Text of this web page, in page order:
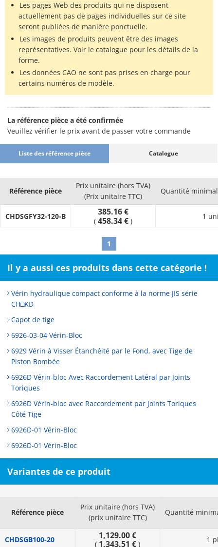
Les pages Web des produits qui ne disposent
actuellement pas de pages individuelles sur ce site
seront publiées de manière ponctuelle.
Les images de produits peuvent être des images
représentatives. Voir le catalogue pour les détails de la
forme.
Les données CAO ne sont pas prises en charge pour
certains numéros de modèle.
La référence pièce a été confirmée
Veuillez vérifier le prix avant de passer votre commande
Liste des référence pièce Catalogue
Référence pièce
Prix unitaire (hors TVA)
(Prix unitaire TTC)
Quantité
CHDSGFY32-120-B 385.16 €
( 458.34 € )
1
1
Il y a aussi ces produits dans cette catégorie !
Vérin hydraulique compact conforme à la norme JIS série
CH□KD
Capot de tige
6926-03-04 Vérin-Bloc
6929 Vérin à Visser Étanchéité par le Fond, avec Tige de
Piston Bombée
6926D Vérin-bloc Avec Raccordement Latéral par Joints
Toriques
6926D Vérin-bloc avec Raccordement par Joints Toriques
Côté Tige
6926D-01 Vérin-Bloc
6926D-01 Vérin-Bloc
Variantes de ce produit
Référence pièce
Prix unitaire (hors TVA)
(prix unitaire TTC)
Quantité
CHDSGB100-20 1,129.00 €
( 1,343.51 € ) 1